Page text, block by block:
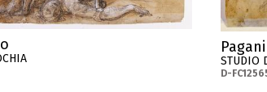
STUDIO
D-